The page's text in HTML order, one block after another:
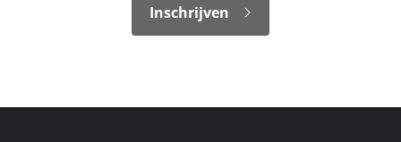
Inschrijven